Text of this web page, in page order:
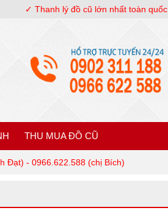
✓ Thanh lý đồ cũ lớn nhất toàn quốc
THU MUA ĐỒ CŨ
Đạt) - 0966.622.588 (chị Bích)